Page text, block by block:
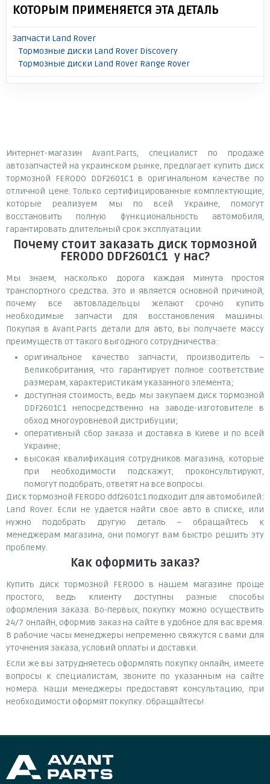
КОТОРЫМ ПРИМЕНЯЕТСЯ ЭТА ДЕТАЛЬ
Запчасти Land Rover
Тормозные диски Land Rover Discovery
Тормозные диски Land Rover Range Rover
Интернет-магазин Avant.Parts, специалист по продаже
автозапчастей на украинском рынке, предлагает купить диск
тормозной FERODO DDF2601C1 в оригинальном качестве по
отличной цене. Только сертифицированные комплектующие,
которые реализуем мы по всей Украине, помогут
восстановить полную функциональность автомобиля,
гарантировать длительный срок эксплуатации.
Почему стоит заказать диск тормозной
FERODO DDF2601C1 у нас?
Мы знаем, насколько дорога каждая минута простоя
транспортного средства. Это и является основной причиной,
почему все автовладельцы желают срочно купить
необходимые запчасти для восстановления машины.
Покупая в Avant.Parts детали для авто, вы получаете массу
преимуществ от такого выгодного сотрудничества:
оригинальное качество запчасти, производитель –
Великобритания, что гарантирует полное соответствие
размерам, характеристикам указанного элемента;
доступная стоимость, ведь мы закупаем диск тормозной
DDF2601C1 непосредственно на заводе-изготовителе в
обход многоуровневой дистрибуции;
оперативный сбор заказа и доставка в Киеве и по всей
Украине;
высокая квалификация сотрудников магазина, которые
при необходимости подскажут, проконсультируют,
помогут подобрать, ответят на все вопросы.
Диск тормозной FERODO ddf2601c1 подходит для автомобилей:
Land Rover. Если не удается найти свое авто в списке, или
нужно подобрать другую деталь – обращайтесь к
менеджерам магазина, они помогут вам быстро решить эту
проблему.
Как оформить заказ?
Купить диск тормозной FERODO в нашем магазине проще
простого, ведь клиенту доступны разные способы
оформления заказа. Во-первых, покупку можно осуществить
24/7 онлайн, оформив заказ на сайте в удобное для вас время.
В рабочие часы менеджеры непременно свяжутся с вами для
уточнения заказа, условий оплаты и доставки.
Если же вы затрудняетесь оформлять покупку онлайн, имеете
вопросы к специалистам, звоните по указанным на сайте
номера. Наши менеджеры предоставят консультацию, при
необходимости оформят покупку. Обращайтесь!